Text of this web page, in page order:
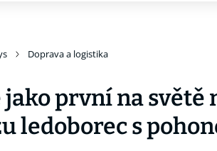
Doprava a logistika
jako první na světě
ledoborec s